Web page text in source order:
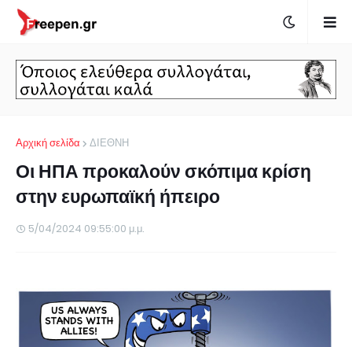
Αρχική σελίδα ΔΙΕΘΝΗ
Οι ΗΠΑ προκαλούν σκόπιμα κρίση
στην ευρωπαϊκή ήπειρο
5/04/2024 09:55:00 μ.μ.